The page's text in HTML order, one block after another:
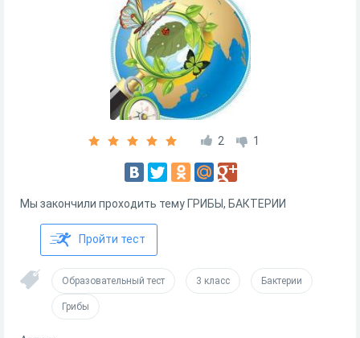
2 1
Мы закончили проходить тему ГРИБЫ, БАКТЕРИИ
Пройти тест
Образовательный тест 3 класс Бактерии
Грибы